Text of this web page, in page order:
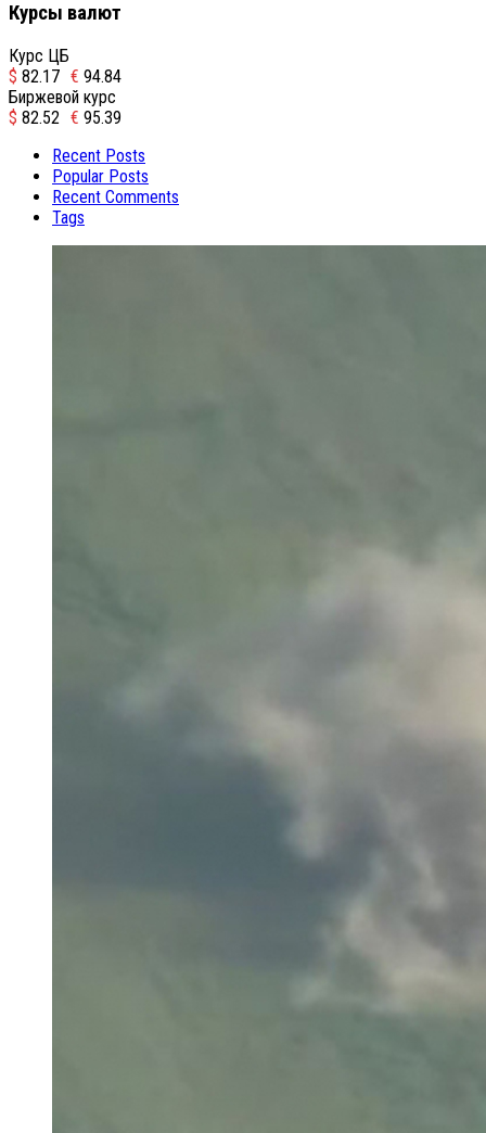
Курсы валют
Курс ЦБ
$ 82.17 € 94.84
Биржевой курс
$ 82.52 € 95.39
Recent Posts
Popular Posts
Recent Comments
Tags